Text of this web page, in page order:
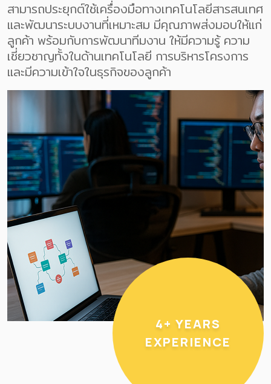
สามารถประยุกต์ใช้เครื่องมือทางเทคโนโลยีสารสนเทศ
และพัฒนาระบบงานที่เหมาะสม มีคุณภาพส่งมอบให้แก่
ลูกค้า พร้อมกับการพัฒนาทีมงาน ให้มีความรู้ ความ
เชี่ยวชาญทั้งในด้านเทคโนโลยี การบริหารโครงการ
และมีความเข้าใจในธุรกิจของลูกค้า
4+ YEARS
EXPERIENCE